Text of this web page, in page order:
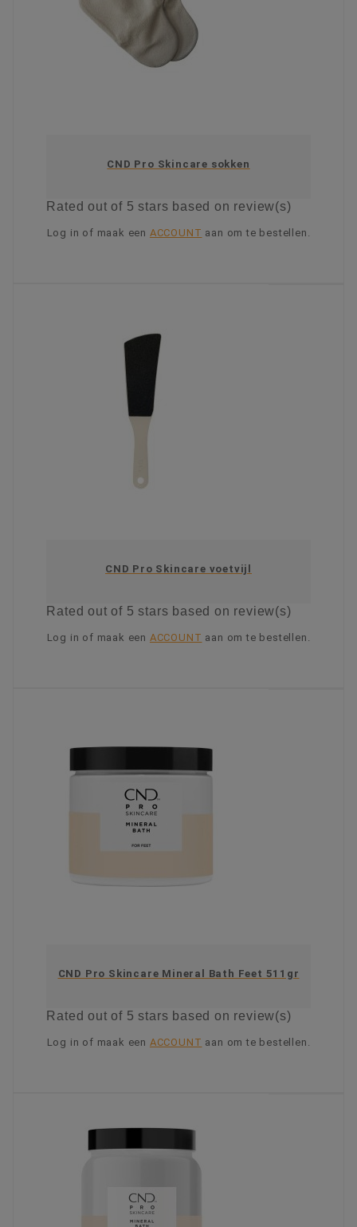
CND Pro Skincare sokken
Ratedout of 5 stars based on review(s)
Log in of maak een ACCOUNT aan om te bestellen.
CND Pro Skincare voetvijl
Ratedout of 5 stars based on review(s)
Log in of maak een ACCOUNT aan om te bestellen.
CND Pro Skincare Mineral Bath Feet 511gr
Ratedout of 5 stars based on review(s)
Log in of maak een ACCOUNT aan om te bestellen.